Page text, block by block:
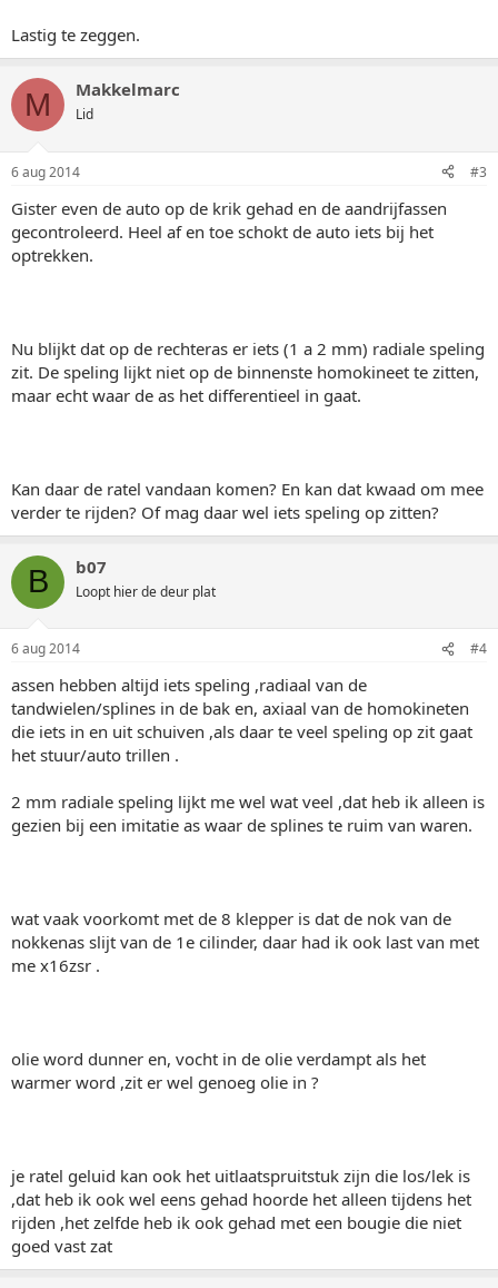
Lastig te zeggen.
M Makkelmarc
Lid
6 aug 2014 #3
Gister even de auto op de krik gehad en de aandrijfassen
gecontroleerd. Heel af en toe schokt de auto iets bij het
optrekken.
Nu blijkt dat op de rechteras er iets (1 a 2 mm) radiale speling
zit. De speling lijkt niet op de binnenste homokineet te zitten,
maar echt waar de as het differentieel in gaat.
Kan daar de ratel vandaan komen? En kan dat kwaad om mee
verder te rijden? Of mag daar wel iets speling op zitten?
B b07
Loopt hier de deur plat
6 aug 2014 #4
assen hebben altijd iets speling ,radiaal van de
tandwielen/splines in de bak en, axiaal van de homokineten
die iets in en uit schuiven ,als daar te veel speling op zit gaat
het stuur/auto trillen .
2 mm radiale speling lijkt me wel wat veel ,dat heb ik alleen is
gezien bij een imitatie as waar de splines te ruim van waren.
wat vaak voorkomt met de 8 klepper is dat de nok van de
nokkenas slijt van de 1e cilinder, daar had ik ook last van met
me x16zsr .
olie word dunner en, vocht in de olie verdampt als het
warmer word ,zit er wel genoeg olie in ?
je ratel geluid kan ook het uitlaatspruitstuk zijn die los/lek is
,dat heb ik ook wel eens gehad hoorde het alleen tijdens het
rijden ,het zelfde heb ik ook gehad met een bougie die niet
goed vast zat